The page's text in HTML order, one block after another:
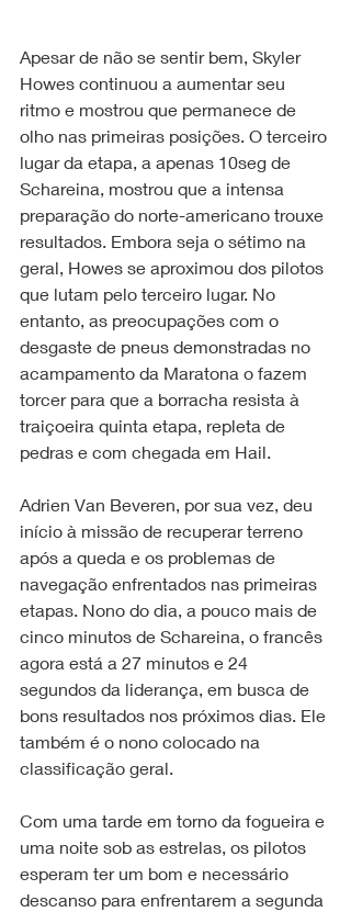
Apesar de não se sentir bem, Skyler
Howes continuou a aumentar seu
ritmo e mostrou que permanece de
olho nas primeiras posições. O terceiro
lugar da etapa, a apenas 10seg de
Schareina, mostrou que a intensa
preparação do norte-americano trouxe
resultados. Embora seja o sétimo na
geral, Howes se aproximou dos pilotos
que lutam pelo terceiro lugar. No
entanto, as preocupações com o
desgaste de pneus demonstradas no
acampamento da Maratona o fazem
torcer para que a borracha resista à
traiçoeira quinta etapa, repleta de
pedras e com chegada em Hail.
Adrien Van Beveren, por sua vez, deu
início à missão de recuperar terreno
após a queda e os problemas de
navegação enfrentados nas primeiras
etapas. Nono do dia, a pouco mais de
cinco minutos de Schareina, o francês
agora está a 27 minutos e 24
segundos da liderança, em busca de
bons resultados nos próximos dias. Ele
também é o nono colocado na
classificação geral.
Com uma tarde em torno da fogueira e
uma noite sob as estrelas, os pilotos
esperam ter um bom e necessário
descanso para enfrentarem a segunda